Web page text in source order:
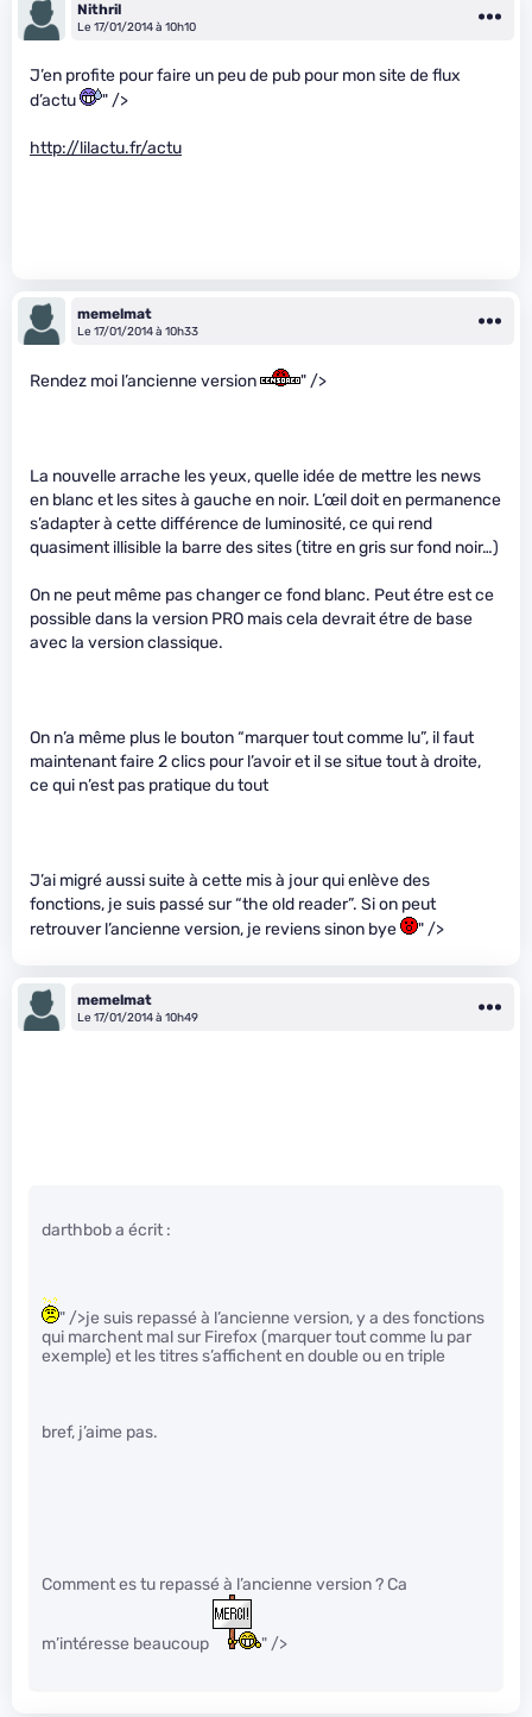
Nithril
Le 17/01/2014 à 10h10
J’en profite pour faire un peu de pub pour mon site de flux
d’actu
" />
http://lilactu.fr/actu
memelmat
Le 17/01/2014 à 10h33
Rendez moi l’ancienne version " />
La nouvelle arrache les yeux, quelle idée de mettre les news
en blanc et les sites à gauche en noir. L’œil doit en permanence
s’adapter à cette différence de luminosité, ce qui rend
quasiment illisible la barre des sites (titre en gris sur fond noir…)
On ne peut même pas changer ce fond blanc. Peut étre est ce
possible dans la version PRO mais cela devrait étre de base
avec la version classique.
On n’a même plus le bouton “marquer tout comme lu”, il faut
maintenant faire 2 clics pour l’avoir et il se situe tout à droite,
ce qui n’est pas pratique du tout
J’ai migré aussi suite à cette mis à jour qui enlève des
fonctions, je suis passé sur “the old reader”. Si on peut
retrouver l’ancienne version, je reviens sinon bye
" />
memelmat
Le 17/01/2014 à 10h49
darthbob a écrit :
" />je suis repassé à l’ancienne version, y a des fonctions
qui marchent mal sur Firefox (marquer tout comme lu par
exemple) et les titres s’affichent en double ou en triple
bref, j’aime pas.
Comment es tu repassé à l’ancienne version ? Ca
m’intéresse beaucoup " />